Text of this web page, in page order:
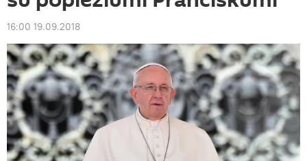
16:00 19.09.2018